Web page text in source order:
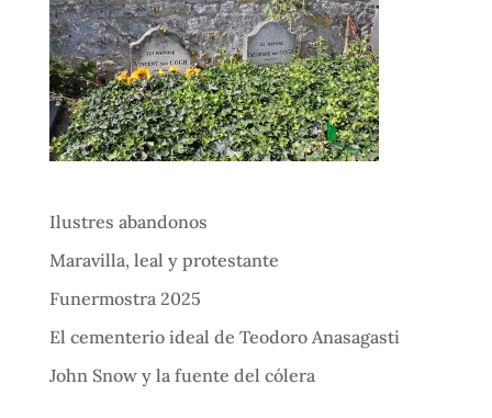
Ilustres abandonos
Maravilla, leal y protestante
Funermostra 2025
El cementerio ideal de Teodoro Anasagasti
John Snow y la fuente del cólera